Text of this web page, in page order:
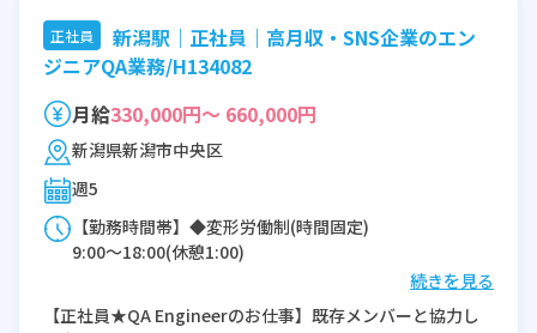
正社員
新潟駅｜正社員｜高月収・SNS企業のエン
ジニアQA業務/H134082
月給330,000円～ 660,000円
新潟県新潟市中央区
週5
【勤務時間帯】◆変形労働制(時間固定)
9:00〜18:00(休憩1:00)
続きを見る
【正社員★QA Engineerのお仕事】既存メンバーと協力し